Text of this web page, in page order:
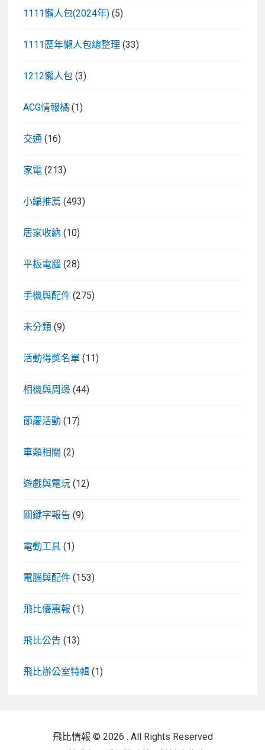
1111懶人包(2024年) (5)
1111歷年懶人包總整理 (33)
1212懶人包 (3)
ACG情報橘 (1)
交通 (16)
家電 (213)
小編推薦 (493)
居家收納 (10)
平板電腦 (28)
手機與配件 (275)
未分類 (9)
活動得獎名單 (11)
相機與周邊 (44)
節慶活動 (17)
車類相關 (2)
遊戲與電玩 (12)
關鍵字報告 (9)
電動工具 (1)
電腦與配件 (153)
飛比優惠報 (1)
飛比公告 (13)
飛比辦公室特輯 (1)
飛比情報 © 2026 . All Rights Reserved